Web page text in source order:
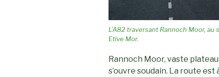
L’A82 traversant Rannoch Moor,
Etive Mor.
Rannoch Moor, vaste
s’ouvre soudain. La route